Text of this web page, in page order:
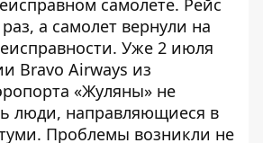
самолете. Рейс
а самолет вернули на
Уже 2 июля
Bravo Airways из
«Жуляны» не
люди, направляющиеся в
Проблемы возникли не